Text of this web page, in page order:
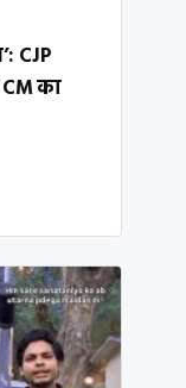
CJP
CM का